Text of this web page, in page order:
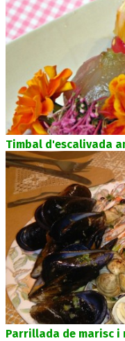
Timbal d'escalivada
Parrillada de marisc i